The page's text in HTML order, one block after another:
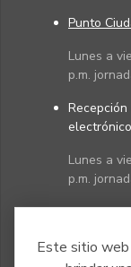
Este sitio web
Punto
Lunes a
p.m.
Lunes a
p.m.